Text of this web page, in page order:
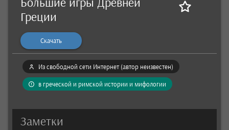
Греции
Скачать
Из свободной сети Интернет (автор неизвестен)
в греческой и римской истории и мифологии
Заметки